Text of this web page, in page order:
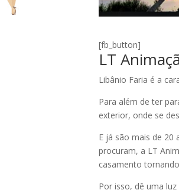
[fb_button]
LT
Libânio Faria é a
Para além de ter
exterior, onde se
E já são mais de 20
procuram, a LT
casamento torn
Por isso, dê uma